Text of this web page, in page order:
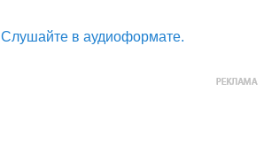
Слушайте в аудиоформате.